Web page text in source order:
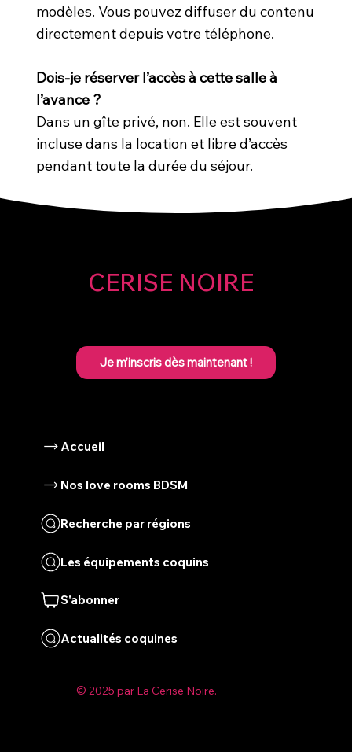
modèles. Vous pouvez diffuser du contenu
directement depuis votre téléphone.
Dois-je réserver l’accès à cette salle à
l’avance ?
Dans un gîte privé, non. Elle est souvent
incluse dans la location et libre d’accès
pendant toute la durée du séjour.
CERISE NOIRE
Je m’inscris dès maintenant !
Accueil
Nos love rooms BDSM
Recherche par régions
Les équipements coquins
S'abonner
Actualités coquines
© 2025 par La Cerise Noire.